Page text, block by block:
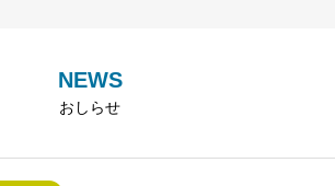
NEWS
おしらせ